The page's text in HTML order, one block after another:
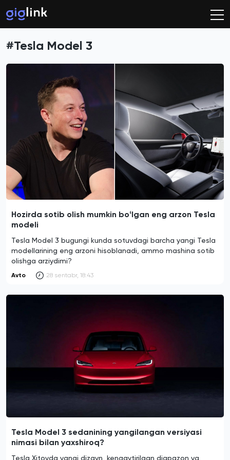
#Tesla Model 3
Hozirda sotib olish mumkin boʻlgan eng arzon Tesla
modeli
Tesla Model 3 bugungi kunda sotuvdagi barcha yangi Tesla
modellarining eng arzoni hisoblanadi, ammo mashina sotib
olishga arziydimi?
Avto 28 sentabr, 18:43
Tesla Model 3 sedanining yangilangan versiyasi
nimasi bilan yaxshiroq?
Tesla Xitoyda yangi dizayn, kengaytirilgan diapazon va